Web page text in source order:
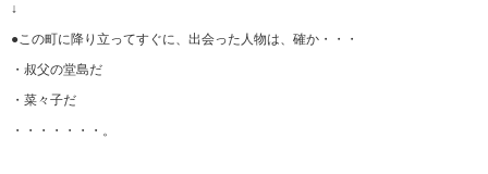
↓
●この町に降り立ってすぐに、出会った人物は、確か・・・
・叔父の堂島だ
・菜々子だ
・・・・・・・。